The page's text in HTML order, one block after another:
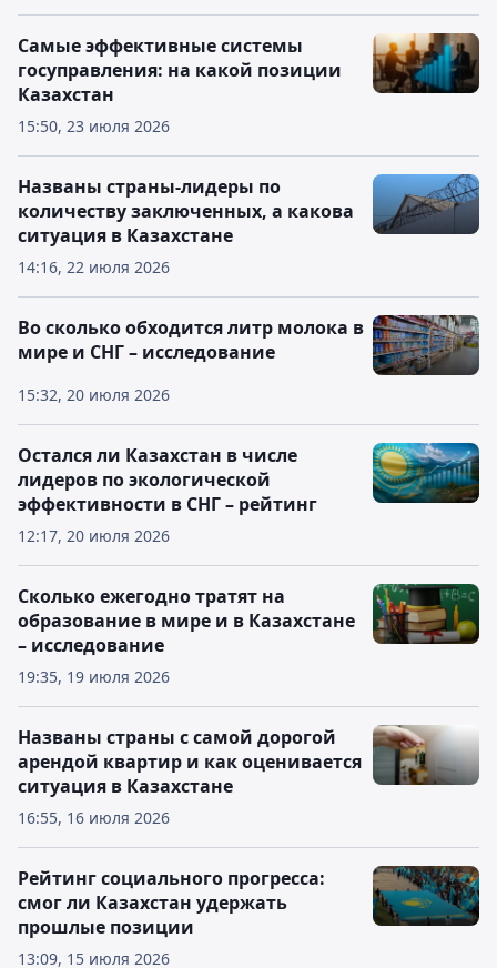
15:50, 23 июля 2026
Самые эффективные системы
госуправления: на какой позиции
Казахстан
14:16, 22 июля 2026
Названы страны-лидеры по
количеству заключенных, а какова
ситуация в Казахстане
15:32, 20 июля 2026
Во сколько обходится литр молока в
мире и СНГ – исследование
12:17, 20 июля 2026
Остался ли Казахстан в числе
лидеров по экологической
эффективности в СНГ – рейтинг
19:35, 19 июля 2026
Сколько ежегодно тратят на
образование в мире и в Казахстане
– исследование
16:55, 16 июля 2026
Названы страны с самой дорогой
арендой квартир и как оценивается
ситуация в Казахстане
13:09, 15 июля 2026
Рейтинг социального прогресса:
смог ли Казахстан удержать
прошлые позиции